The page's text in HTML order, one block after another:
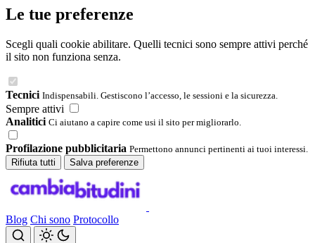
Le tue preferenze
Scegli quali cookie abilitare. Quelli tecnici sono sempre attivi perché
il sito non funziona senza.
Tecnici Indispensabili. Gestiscono l’accesso, le sessioni e la sicurezza.
Sempre attivi
Analitici Ci aiutano a capire come usi il sito per migliorarlo.
Profilazione pubblicitaria Permettono annunci pertinenti ai tuoi interessi.
Rifiuta tutti
Salva preferenze
Blog Chi sono Protocollo